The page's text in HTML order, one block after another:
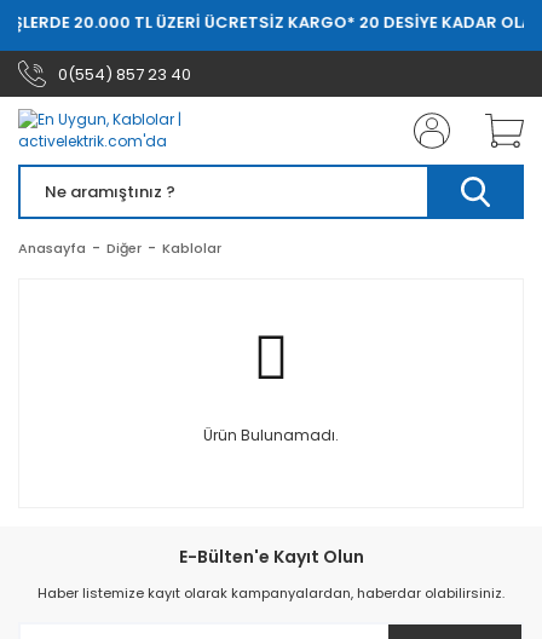
20.000 TL ÜZERİ ÜCRETSİZ KARGO* 20 DESİYE KADAR
0(554) 857 23 40
Anasayfa Diğer Kablolar
Ürün Bulunamadı.
E-Bülten'e Kayıt Olun
Haber listemize kayıt olarak kampanyalardan, haberdar olabilirsiniz.